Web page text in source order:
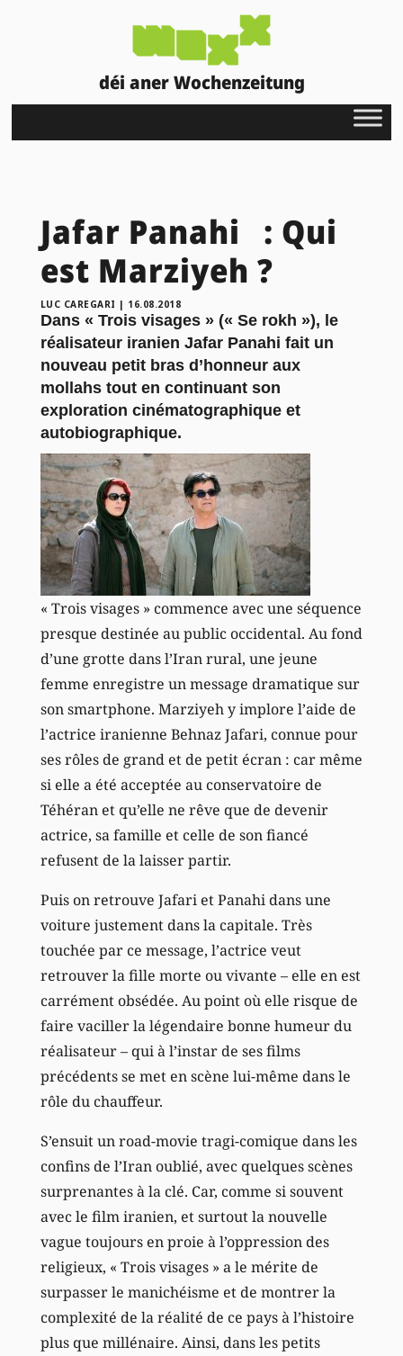
déi aner Wochenzeitung
Jafar Panahi : Qui
est Marziyeh ?
LUC CAREGARI | 16.08.2018
Dans « Trois visages » (« Se rokh »), le
réalisateur iranien Jafar Panahi fait un
nouveau petit bras d’honneur aux
mollahs tout en continuant son
exploration cinématographique et
autobiographique.
« Trois visages » commence avec une séquence
presque destinée au public occidental. Au fond
d’une grotte dans l’Iran rural, une jeune
femme enregistre un message dramatique sur
son smartphone. Marziyeh y implore l’aide de
l’actrice iranienne Behnaz Jafari, connue pour
ses rôles de grand et de petit écran : car même
si elle a été acceptée au conservatoire de
Téhéran et qu’elle ne rêve que de devenir
actrice, sa famille et celle de son fiancé
refusent de la laisser partir.
Puis on retrouve Jafari et Panahi dans une
voiture justement dans la capitale. Très
touchée par ce message, l’actrice veut
retrouver la fille morte ou vivante – elle en est
carrément obsédée. Au point où elle risque de
faire vaciller la légendaire bonne humeur du
réalisateur – qui à l’instar de ses films
précédents se met en scène lui-même dans le
rôle du chauffeur.
S’ensuit un road-movie tragi-comique dans les
confins de l’Iran oublié, avec quelques scènes
surprenantes à la clé. Car, comme si souvent
avec le film iranien, et surtout la nouvelle
vague toujours en proie à l’oppression des
religieux, « Trois visages » a le mérite de
surpasser le manichéisme et de montrer la
complexité de la réalité de ce pays à l’histoire
plus que millénaire. Ainsi, dans les petits